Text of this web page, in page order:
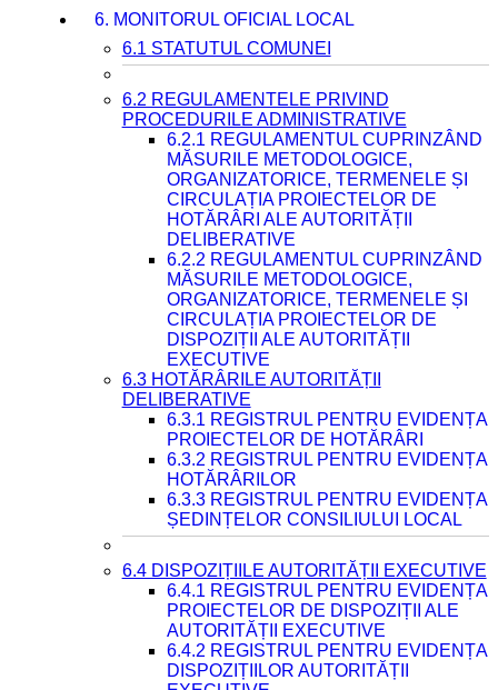
6. MONITORUL OFICIAL LOCAL
6.1 STATUTUL COMUNEI
6.2 REGULAMENTELE PRIVIND
PROCEDURILE ADMINISTRATIVE
6.2.1 REGULAMENTUL CUPRINZÂND
MĂSURILE METODOLOGICE,
ORGANIZATORICE, TERMENELE ȘI
CIRCULAȚIA PROIECTELOR DE
HOTĂRÂRI ALE AUTORITĂȚII
DELIBERATIVE
6.2.2 REGULAMENTUL CUPRINZÂND
MĂSURILE METODOLOGICE,
ORGANIZATORICE, TERMENELE ȘI
CIRCULAȚIA PROIECTELOR DE
DISPOZIȚII ALE AUTORITĂȚII
EXECUTIVE
6.3 HOTĂRÂRILE AUTORITĂȚII
DELIBERATIVE
6.3.1 REGISTRUL PENTRU EVIDENȚA
PROIECTELOR DE HOTĂRÂRI
6.3.2 REGISTRUL PENTRU EVIDENȚA
HOTĂRÂRILOR
6.3.3 REGISTRUL PENTRU EVIDENȚA
ȘEDINȚELOR CONSILIULUI LOCAL
6.4 DISPOZIȚIILE AUTORITĂȚII EXECUTIVE
6.4.1 REGISTRUL PENTRU EVIDENȚA
PROIECTELOR DE DISPOZIȚII ALE
AUTORITĂȚII EXECUTIVE
6.4.2 REGISTRUL PENTRU EVIDENȚA
DISPOZIȚIILOR AUTORITĂȚII